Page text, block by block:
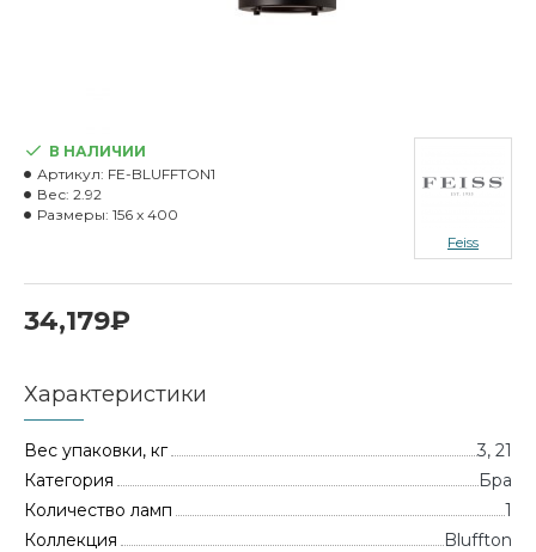
34,179₽
В НАЛИЧИИ
Артикул: FE-BLUFFTON1
Вес: 2.92
Размеры: 156 x 400
Feiss
Характеристики
Вес упаковки, кг
3, 21
Категория
Бра
Количество ламп
1
Коллекция
Bluffton